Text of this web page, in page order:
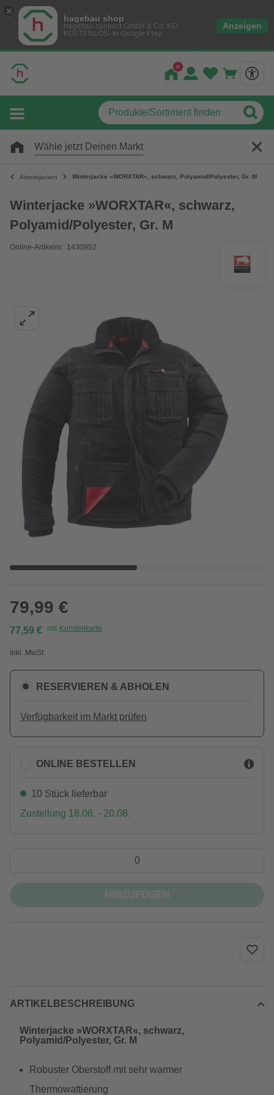
hagebau shop
hagebau connect GmbH & Co. KG
KOSTENLOS- In Google Play
Anzeigen
Wähle jetzt Deinen Markt
Arbeitsjacken Winterjacke »WORXTAR«, schwarz, Polyamid/Polyester, Gr. M
Winterjacke »WORXTAR«, schwarz,
Polyamid/Polyester, Gr. M
Online-Artikelnr.: 1430952
79,99 €
77,59 € mit Kundenkarte
Inkl. MwSt.
RESERVIEREN & ABHOLEN
Verfügbarkeit im Markt prüfen
ONLINE BESTELLEN
10 Stück lieferbar
Zustellung 18.08. - 20.08.
ARTIKELBESCHREIBUNG
Winterjacke »WORXTAR«, schwarz,
Polyamid/Polyester, Gr. M
Robuster Oberstoff mit sehr warmer
Thermowattierung